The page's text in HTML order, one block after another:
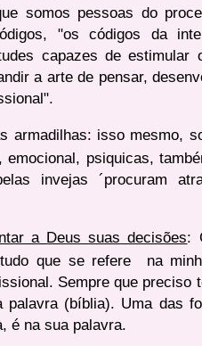
somos pessoas do
"os códigos da
capazes de
a arte de pensar,
armadilhas: isso mesmo,
emocional, psiquicas,
invejas ´procuram
a Deus suas decisões:
que se refere na
Sempre que preciso
palavra (bíblia). Uma das
é na sua palavra.